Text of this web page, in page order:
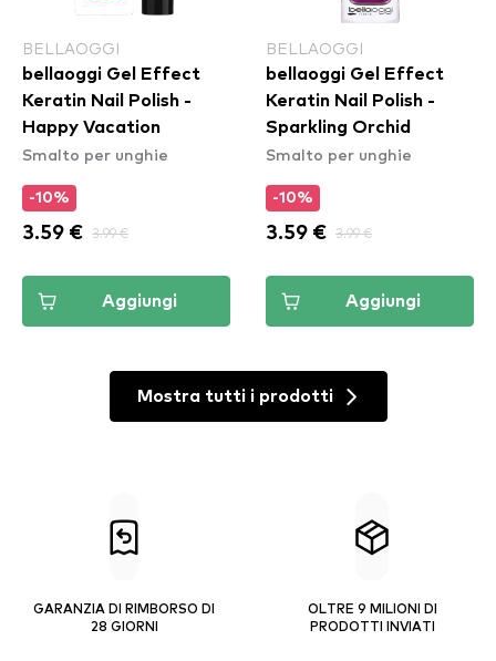
BELLAOGGI
bellaoggi Gel Effect
Keratin Nail Polish -
Happy Vacation
Smalto per unghie
-10%
3.59 € 3.99 €
Aggiungi
BELLAOGGI
bellaoggi Gel Effect
Keratin Nail Polish -
Sparkling Orchid
Smalto per unghie
-10%
3.59 € 3.99 €
Aggiungi
Mostra tutti i prodotti
GARANZIA DI RIMBORSO DI
28 GIORNI
OLTRE 9 MILIONI DI
PRODOTTI INVIATI